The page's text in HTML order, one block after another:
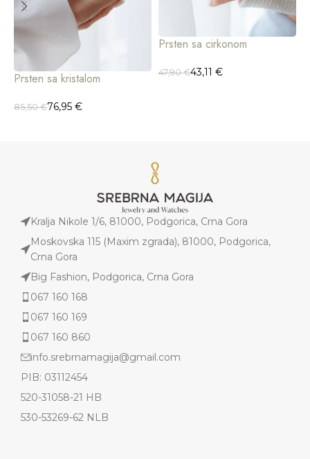
Prsten sa kristalom
85,50€76,95 €
Prsten sa cirkonom
47,90€43,11 €
Kralja Nikole 1/6, 81000, Podgorica, Crna Gora
Moskovska 115 (Maxim zgrada), 81000, Podgorica,
Crna Gora
Big Fashion, Podgorica, Crna Gora
067 160 168
067 160 169
067 160 860
info.srebrnamagija@gmail.com
PIB: 03112454
520-31058-21 HB
530-53269-62 NLB